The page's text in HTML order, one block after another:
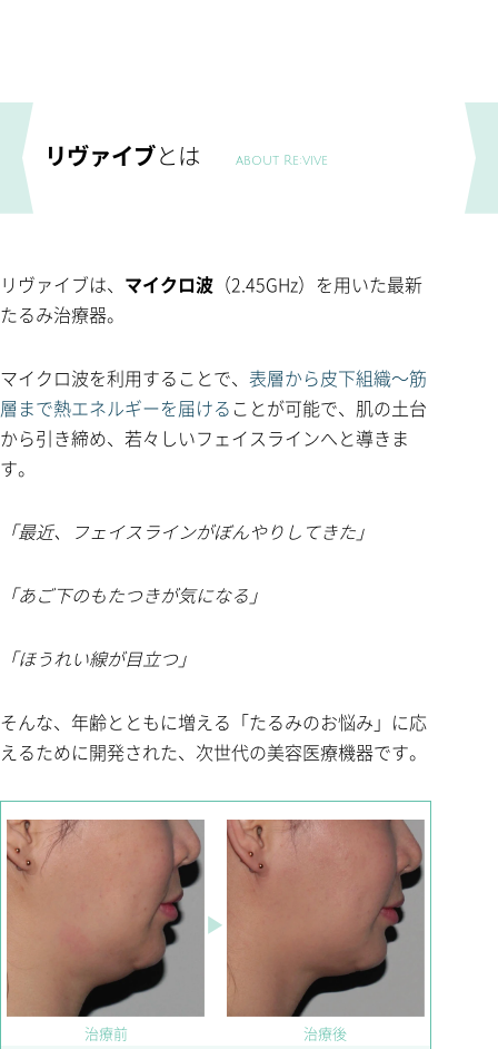
リスク・副作用・合併症について
リヴァイブ とは about Re:vive
リヴァイブは、 マイクロ波 （2.45GHz）を用いた最新
たるみ治療器。
マイクロ波を利用することで、 表層から皮下組織～筋
層まで熱エネルギーを届ける ことが可能で、肌の土台
から引き締め、若々しいフェイスラインへと導きま
す。
「最近、フェイスラインがぼんやりしてきた」
「あご下のもたつきが気になる」
「ほうれい線が目立つ」
そんな、年齢とともに増える「たるみのお悩み」に応
えるために開発された、次世代の美容医療機器です。
治療前
▶
治療後